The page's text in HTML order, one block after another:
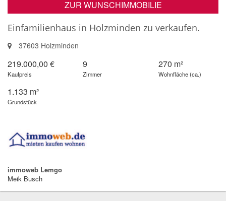
ZUR WUNSCHIMMOBILIE
Einfamilienhaus in Holzminden zu verkaufen.
37603 Holzminden
219.000,00 €
Kaufpreis
9
Zimmer
270 m²
Wohnfläche (ca.)
1.133 m²
Grundstück
immoweb Lemgo
Meik Busch